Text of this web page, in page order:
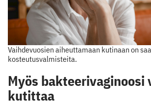
Vaihdevuosien aiheuttamaan kutinaan on
kosteutusvalmisteita.
Myös bakteerivaginoosi
kutittaa